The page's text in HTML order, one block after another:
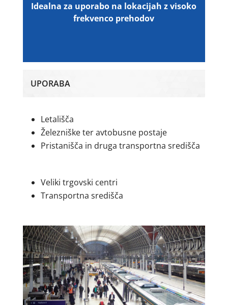
Idealna za uporabo na lokacijah z visoko
frekvenco prehodov
UPORABA
Letališča
Železniške ter avtobusne postaje
Pristanišča in druga transportna središča
Veliki trgovski centri
Transportna središča